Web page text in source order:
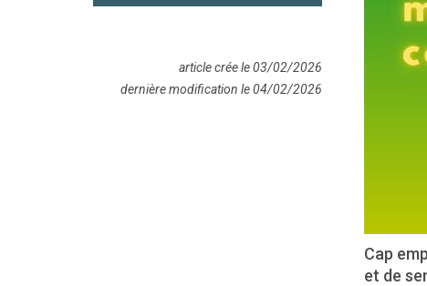
Cap
et de
article crée le 03/02/2026
dernière modification le 04/02/2026